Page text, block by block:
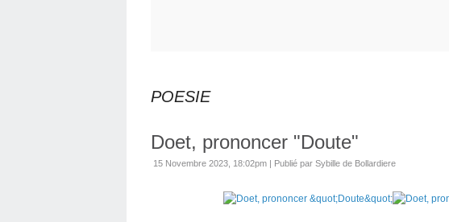
POESIE
Doet, prononcer "Doute"
15 Novembre 2023, 18:02pm | Publié par Sybille de Bollardiere